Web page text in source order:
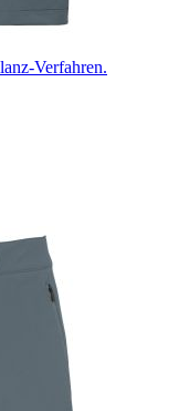
Verfahren.